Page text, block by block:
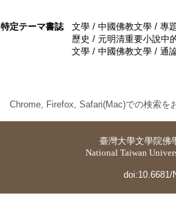
特定テーマ書誌
文學 / 中國佛教文學 / 專
歷史 / 元明清重要小說中
文學 / 中國佛教文學 / 通
Chrome, Firefox, Safari(Mac)での検索を
臺灣大學文學院佛
National Taiwan
doi:10.6681/